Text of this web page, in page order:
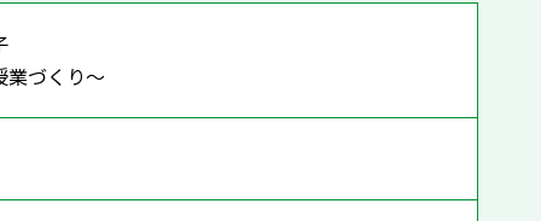
業づくり～